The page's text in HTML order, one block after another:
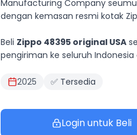
Manufacturing Company
dengan kemasan resmi kotak
Beli Zippo 48395 original USA
pengiriman ke seluruh
2025 ✅ Tersedia
Login untuk Beli